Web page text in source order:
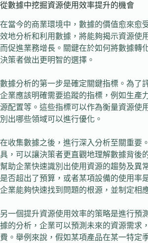
從數據中挖掘資源使用效率提升的機會
在當今的商業環境中，數據的價值愈來愈
效地分析和利用數據，將能夠揭示資源使
而促進業務增長。關鍵在於如何將數據轉
決策者做出更明智的選擇。
數據分析的第一步是確定關鍵指標。為了
企業應該明確需要追蹤的指標，例如生產
源配置等。這些指標可以作為衡量資源使
別出哪些領域可以進行優化。
在收集數據之後，進行深入分析至關重要
具，可以讓決策者更直觀地理解數據背後
幫助企業快速識別出使用資源的趨勢及異
是否超出了預算，或者某項設備的使用率
企業能夠快速找到問題的根源，並制定相
另一個提升資源使用效率的策略是進行預
據的分析，企業可以預測未來的資源需求
費。舉例來說，假如某項產品在某一特定